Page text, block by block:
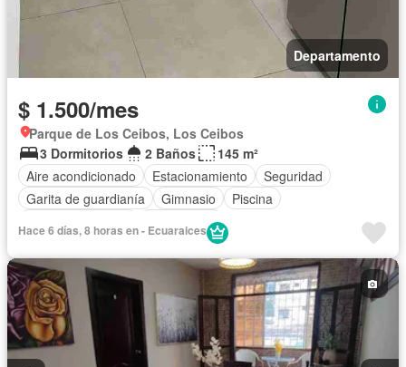
Departamento
$ 1.500/mes
Parque de Los Ceibos, Los Ceibos
3 Dormitorios
2 Baños
145 m²
Aire acondicionado
Estacionamiento
Seguridad
Garita de guardianía
Gimnasio
Piscina
Sin amoblar
Hace 6 días, 8 horas en - Ecuaraices